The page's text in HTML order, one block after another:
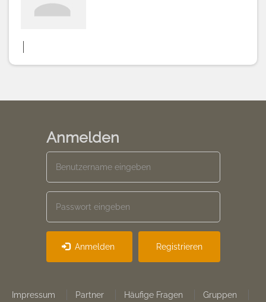
Anmelden
Anmelden Registrieren
Footer
Impressum Partner Häufige Fragen Gruppen